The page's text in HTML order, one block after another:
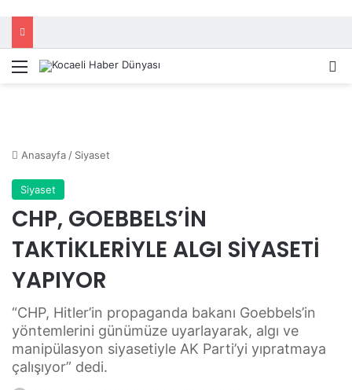
Menü
Anasayfa / Siyaset
Siyaset
CHP, GOEBBELS’İN
TAKTİKLERİYLE ALGI SİYASETİ
YAPIYOR
“CHP, Hitler’in propaganda bakanı Goebbels’in
yöntemlerini günümüze uyarlayarak, algı ve
manipülasyon siyasetiyle AK Parti’yi yıpratmaya
çalışıyor” dedi.